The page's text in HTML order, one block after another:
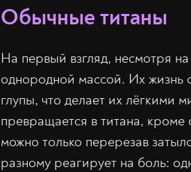
Обычные титаны
На первый взгляд, несмотря
однородной массой. Их жизнь
глупы, что делает их лёгкими
превращается в титана, кроме
можно только перерезав
разному реагирует на боль: